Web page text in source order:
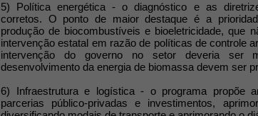
5) Política energética - o diagnóstico e as
corretos. O ponto de maior destaque é a
produção de biocombustíveis e bioeletricidade, que
intervenção estatal em razão de políticas de controle
intervenção do governo no setor deveria
desenvolvimento da energia de biomassa devem ser
6) Infraestrutura e logística - o programa propõe
parcerias público-privadas e investimentos,